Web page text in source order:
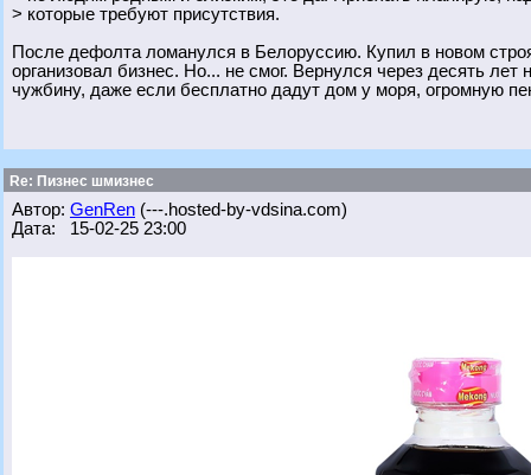
> которые требуют присутствия.
После дефолта ломанулся в Белоруссию. Купил в новом
организовал бизнес. Но... не смог. Вернулся через десять
чужбину, даже если бесплатно дадут дом у моря, огромную
Re: Пизнес шмизнес
Автор: GenRen (---.hosted-by-vdsina.com)
Дата: 15-02-25 23:00